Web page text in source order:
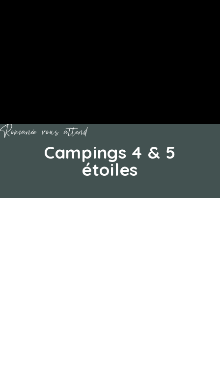
Romanée vous attend
Campings 4 & 5
étoiles